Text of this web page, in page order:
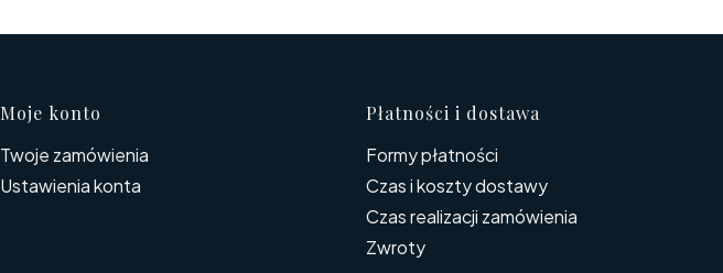
Linki w stopce
Moje konto
Twoje zamówienia
Ustawienia konta
Płatności i dostawa
Formy płatności
Czas i koszty dostawy
Czas realizacji zamówienia
Zwroty